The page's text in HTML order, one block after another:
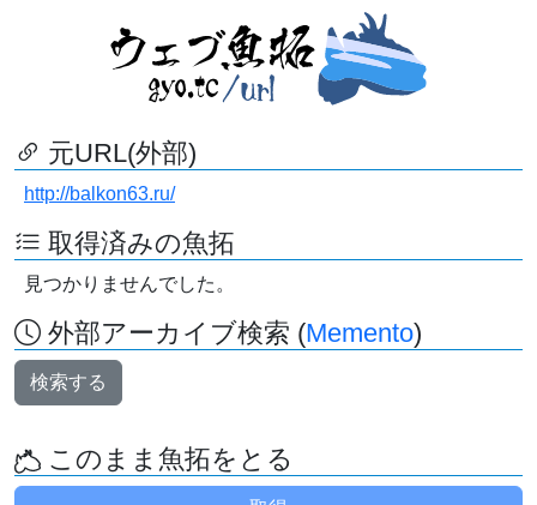
元URL(外部)
http://balkon63.ru/
取得済みの魚拓
見つかりませんでした。
外部アーカイブ検索 (Memento)
検索する
このまま魚拓をとる